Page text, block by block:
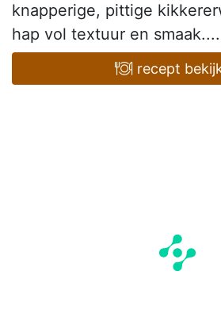
knapperige, pittige
hap vol textuur en smaak....
recept